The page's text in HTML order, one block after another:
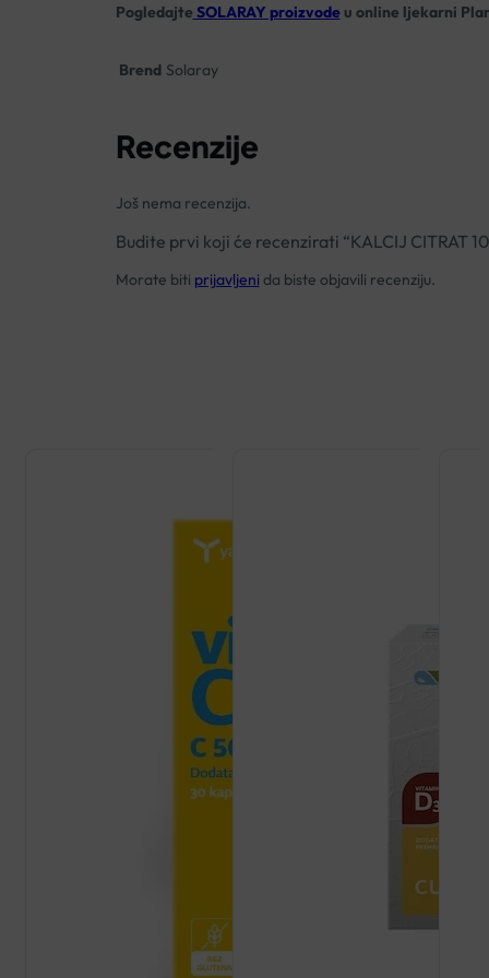
Pogledajte SOLARAY proizvodeu online ljekarni
Brend Solaray
Recenzije
Još nema recenzija.
Budite prvi koji će recenzirati “KALCIJ CITRAT
Morate biti prijavljeni da biste objavili recenziju.